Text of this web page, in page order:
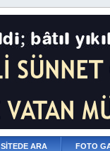
SİTEDE ARA FOTO